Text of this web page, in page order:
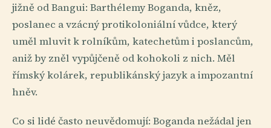
jižně od Bangui: Barthélemy Boganda, kněz,
poslanec a vzácný protikoloniální vůdce, který
uměl mluvit k rolníkům, katechetům i poslancům,
aniž by zněl vypůjčeně od kohokoli z nich. Měl
římský kolárek, republikánský jazyk a impozantní
hněv.
Co si lidé často neuvědomují: Boganda nežádal jen